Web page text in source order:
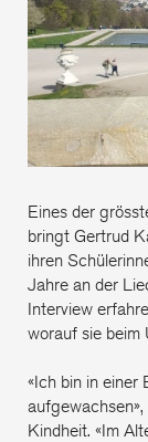
Eines der
bringt Gertrud
ihren
Jahre an der
Interview
worauf sie beim
«Ich bin in einer
Kindheit. «Im